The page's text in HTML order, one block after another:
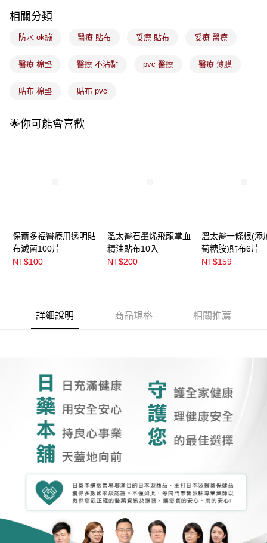
相關說明
【大哥付你分期使用說明】
1.本服務由台灣大哥大提供，台灣大哥大用戶可立即使用無須另外申請。
流程，驗證手機門號後，選擇欲分期的期數、繳款截止日，確認付款後即完
4.訂單成立30分鐘內，如未前往確認交易或遇審核未通過，訂單將自動取
法說明評估內容。
【繳款方式說明】
2.基於同意付款使用「大哥付你分期」之契約關係目的，商店將以您的個人
資料（包含姓名、電話或地址）提供予台灣大哥大進項蒐集、處理及利用，
由本公司與您本人進行分期帳單所需資料之確認、核對及更正。
3.完整用戶服務條款，請詳閱以下連結：
https://oppay.tw/userRule
ATM付款
運送方式
全家取貨付款
付款後全家取貨
宅配
每筆NT$100，滿NT$899(含以上)免運費
相關分類
防水 ok繃 醫療 貼布 妥療 貼布 妥療 醫療
醫療 棉墊 醫療 不沾黏 pvc 醫療 醫療 薄膜
貼布 棉墊 貼布 pvc
🌟你可能會喜歡
保爾多福醫療用透明貼
布滅菌100片
NT$100
溫太醫石墨烯飛龍掌血
精油貼布10入
NT$200
溫太醫一條根(添
萄糖胺)貼布6片
NT$159
詳細說明 商品規格 相關推薦